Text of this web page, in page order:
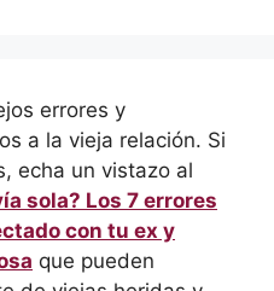
errores y
a la vieja relación. Si
echa un vistazo al
sola? Los 7 errores
con tu ex y
que pueden